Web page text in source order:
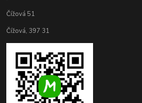
Čížová 51
Čížová, 397 31